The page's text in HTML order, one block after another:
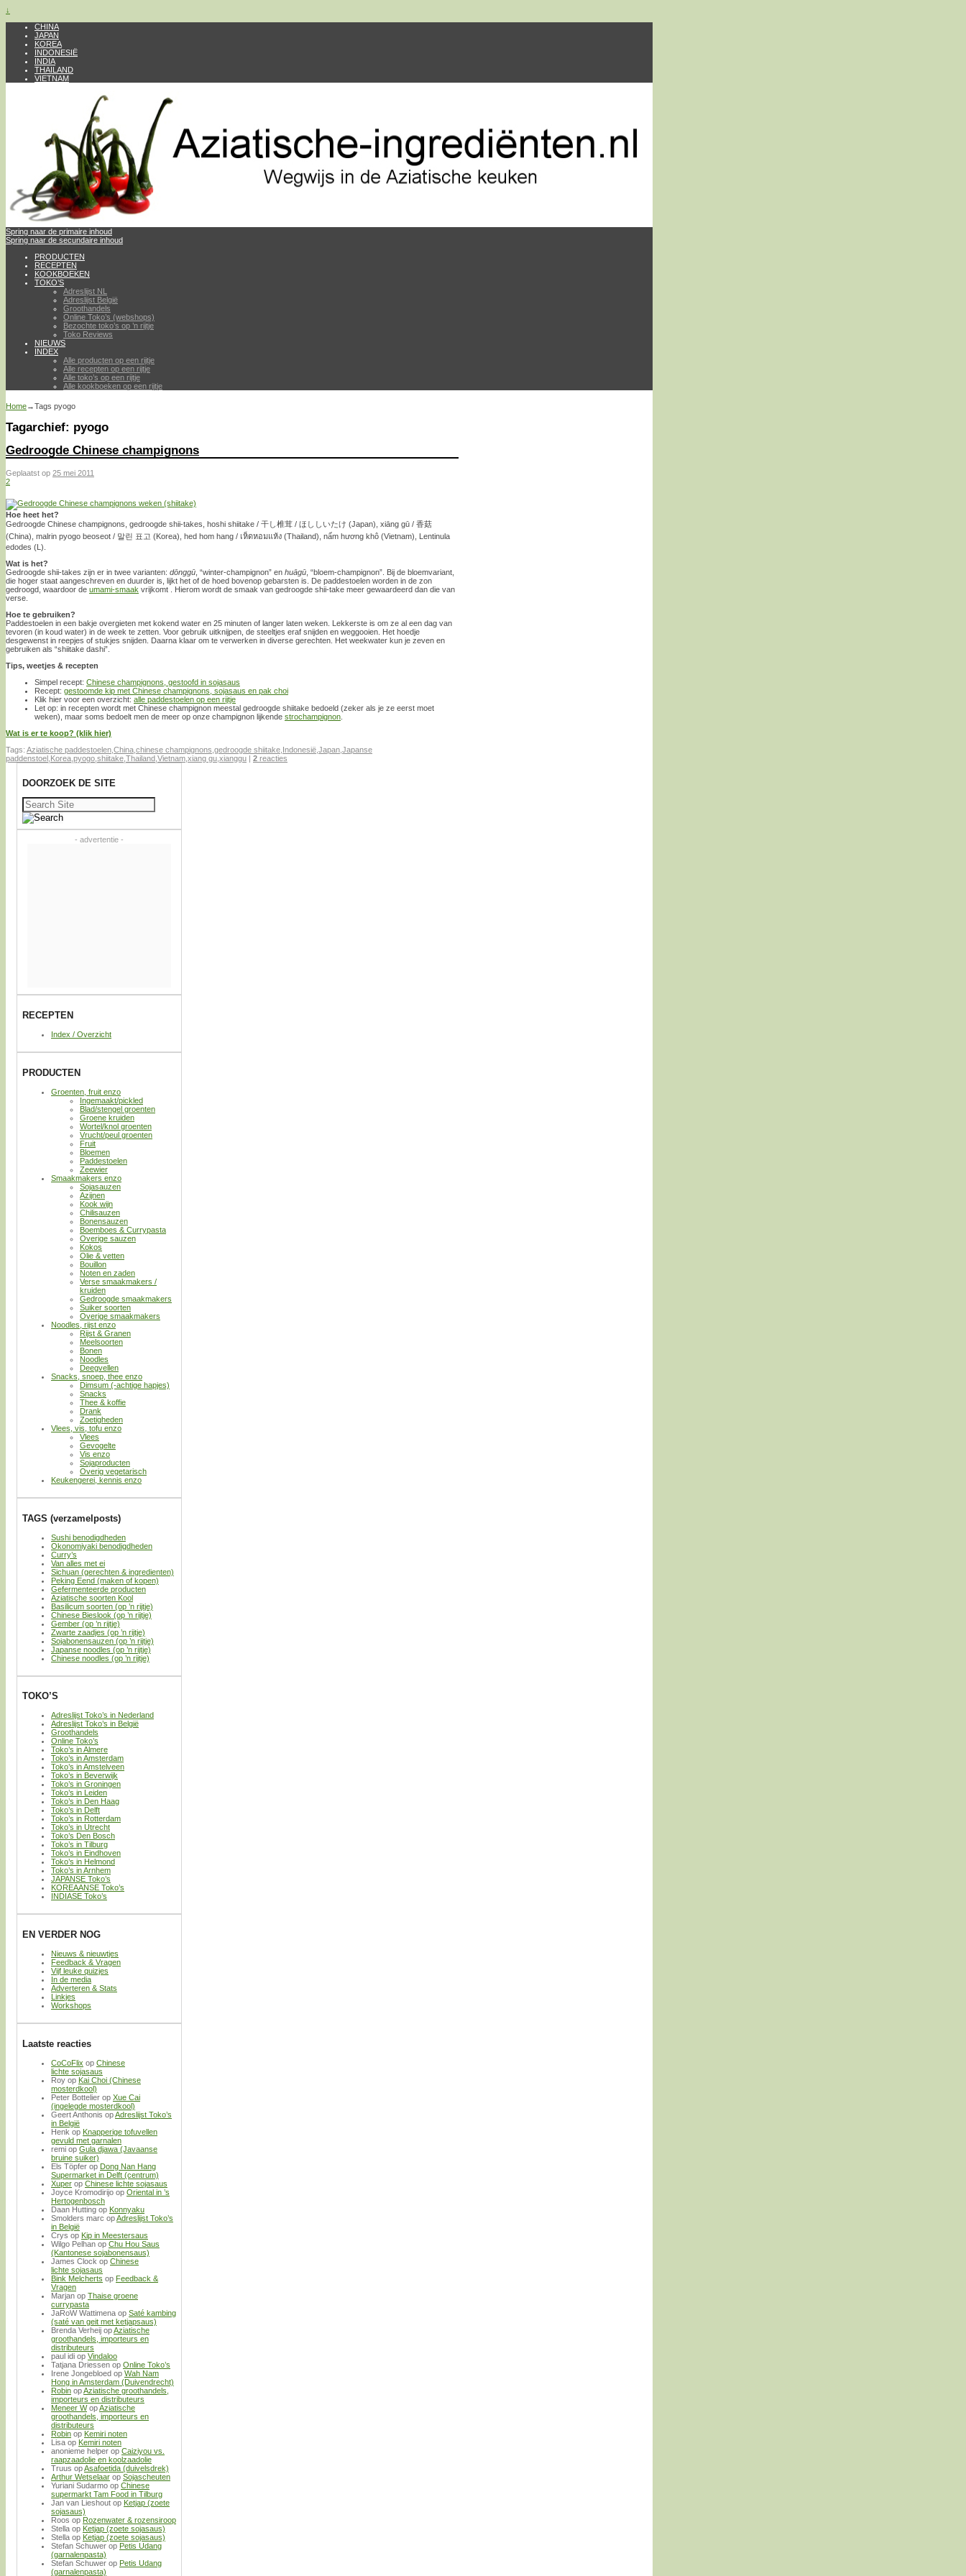
↓
CHINA
JAPAN
KOREA
INDONESIË
INDIA
THAILAND
VIETNAM
Spring naar de primaire inhoud
Spring naar de secundaire inhoud
PRODUCTEN
RECEPTEN
KOOKBOEKEN
TOKO’S
Adreslijst NL
Adreslijst België
Groothandels
Online Toko’s (webshops)
Bezochte toko’s op ’n rijtje
Toko Reviews
NIEUWS
INDEX
Alle producten op een rijtje
Alle recepten op een rijtje
Alle toko’s op een rijtje
Alle kookboeken op een rijtje
Home→Tags pyogo
Tagarchief: pyogo
Gedroogde Chinese champignons
Geplaatst op 25 mei 2011
2
Hoe heet het?
Gedroogde Chinese champignons, gedroogde shii-takes, hoshi shiitake / 干し椎茸 / ほししいたけ (Japan), xiāng gū / 香菇
(China), malrin pyogo beoseot / 말린 표고 (Korea), hed hom hang / เห็ดหอมแห้ง (Thailand), nấm hương khô (Vietnam), Lentinula
edodes (L).
Wat is het?
Gedroogde shii-takes zijn er in twee varianten: dōnggū , “winter-champignon” en huāgū , “bloem-champignon”. Bij de bloemvariant,
die hoger staat aangeschreven en duurder is, lijkt het of de hoed bovenop gebarsten is. De paddestoelen worden in de zon
gedroogd, waardoor de umami-smaak vrijkomt
. Hierom wordt de smaak van gedroogde shii-take meer gewaardeerd dan die van
verse.
Hoe te gebruiken?
Paddestoelen in een bakje overgieten met kokend water en 25 minuten of langer laten weken. Lekkerste is om ze al een dag van
tevoren (in koud water) in de week te zetten. Voor gebruik uitknijpen, de steeltjes eraf snijden en weggooien. Het hoedje
desgewenst in reepjes of stukjes snijden. Daarna klaar om te verwerken in diverse gerechten. Het weekwater kun je zeven en
gebruiken als “shiitake dashi”.
Tips, weetjes & recepten
Simpel recept: Chinese champignons, gestoofd in sojasaus
Recept: gestoomde kip met Chinese champignons, sojasaus en pak choi
Klik hier voor een overzicht: alle paddestoelen op een rijtje
Let op: in recepten wordt met Chinese champignon meestal gedroogde shiitake bedoeld (zeker als je ze eerst moet
weken), maar soms bedoelt men de meer op onze champignon lijkende strochampignon
Wat is er te koop? (klik hier)
Tags: Aziatische paddestoelen China chinese champignons gedroogde shiitake Indonesië Japan Japanse
paddenstoel Korea pyogo shiitake Thailand Vietnam xiang gu xianggu | 2 reacties
DOORZOEK DE SITE
Zoeken
naar:
- advertentie -
RECEPTEN
Index / Overzicht
PRODUCTEN
Groenten, fruit enzo
Ingemaakt/pickled
Blad/stengel groenten
Groene kruiden
Wortel/knol groenten
Vrucht/peul groenten
Fruit
Bloemen
Paddestoelen
Zeewier
Smaakmakers enzo
Sojasauzen
Azijnen
Kook wijn
Chilisauzen
Bonensauzen
Boemboes & Currypasta
Overige sauzen
Kokos
Olie & vetten
Bouillon
Noten en zaden
Verse smaakmakers /
kruiden
Gedroogde smaakmakers
Suiker soorten
Overige smaakmakers
Noodles, rijst enzo
Rijst & Granen
Meelsoorten
Bonen
Noodles
Deegvellen
Snacks, snoep, thee enzo
Dimsum (-achtige hapjes)
Snacks
Thee & koffie
Drank
Zoetigheden
Vlees, vis, tofu enzo
Vlees
Gevogelte
Vis enzo
Sojaproducten
Overig vegetarisch
Keukengerei, kennis enzo
TAGS (verzamelposts)
Sushi benodigdheden
Okonomiyaki benodigdheden
Curry’s
Van alles met ei
Sichuan (gerechten & ingredienten)
Peking Eend (maken of kopen)
Gefermenteerde producten
Aziatische soorten Kool
Basilicum soorten (op ’n rijtje)
Chinese Bieslook (op ’n rijtje)
Gember (op ’n rijtje)
Zwarte zaadjes (op ’n rijtje)
Sojabonensauzen (op ’n rijtje)
Japanse noodles (op ’n rijtje)
Chinese noodles (op ’n rijtje)
TOKO’S
Adreslijst Toko’s in Nederland
Adreslijst Toko’s in België
Groothandels
Online Toko’s
Toko’s in Almere
Toko’s in Amsterdam
Toko’s in Amstelveen
Toko’s in Beverwijk
Toko’s in Groningen
Toko’s in Leiden
Toko’s in Den Haag
Toko’s in Delft
Toko’s in Rotterdam
Toko’s in Utrecht
Toko’s Den Bosch
Toko’s in Tilburg
Toko’s in Eindhoven
Toko’s in Helmond
Toko’s in Arnhem
JAPANSE Toko’s
KOREAANSE Toko’s
INDIASE Toko’s
EN VERDER NOG
Nieuws & nieuwtjes
Feedback & Vragen
Vijf leuke quizjes
In de media
Adverteren & Stats
Linkjes
Workshops
Laatste reacties
CoCoFlix op Chinese
lichte sojasaus
Roy op Kai Choi (Chinese
mosterdkool)
Peter Bottelier op Xue Cai
(ingelegde mosterdkool)
Geert Anthonis opAdreslijst Toko’s
in België
Henk op Knapperige tofuvellen
gevuld met garnalen
remi op Gula djawa (Javaanse
bruine suiker)
Els Töpfer op Dong Nan Hang
Supermarket in Delft (centrum)
Xuper op Chinese lichte sojasaus
Joyce Kromodirijo op Oriental in ’s
Hertogenbosch
Daan Hutting op Konnyaku
Smolders marc opAdreslijst Toko’s
in België
Crys op Kip in Meestersaus
Wilgo Pelhan op Chu Hou Saus
(Kantonese sojabonensaus)
James Clock op Chinese
lichte sojasaus
Bink Melcherts op Feedback &
Vragen
Marjan op Thaise groene
currypasta
JaRoW Wattimena op Saté kambing
(saté van geit met ketjapsaus)
Brenda Verheij opAziatische
groothandels, importeurs en
distributeurs
paul idi op Vindaloo
Tatjana Driessen op Online Toko’s
Irene Jongebloed op Wah Nam
Hong in Amsterdam (Duivendrecht)
Robin opAziatische groothandels,
importeurs en distributeurs
Meneer WopAziatische
groothandels, importeurs en
distributeurs
Robin op Kemiri noten
Lisa op Kemiri noten
anonieme helper op Caiziyou vs.
raapzaadolie en koolzaadolie
Truus opAsafoetida (duivelsdrek)
Arthur Wetselaar op Sojascheuten
Yuriani Sudarmo op Chinese
supermarkt Tam Food in Tilburg
Jan van Lieshout op Ketjap (zoete
sojasaus)
Roos op Rozenwater & rozensiroop
Stella op Ketjap (zoete sojasaus)
Stella op Ketjap (zoete sojasaus)
Stefan Schuwer op Petis Udang
(garnalenpasta)
Stefan Schuwer op Petis Udang
(garnalenpasta)